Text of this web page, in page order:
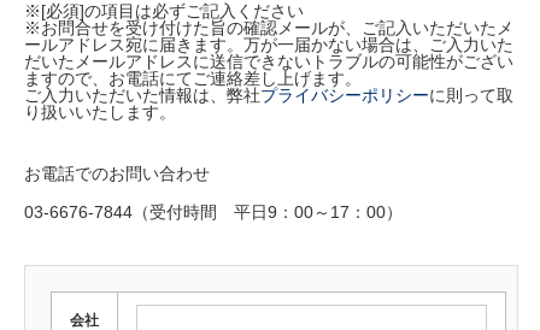
※[必須]の項目は必ずご記入ください
※お問合せを受け付けた旨の確認メールが、ご記入いただいたメ
ールアドレス宛に届きます。万が一届かない場合は、ご入力いた
だいたメールアドレスに送信できないトラブルの可能性がござい
ますので、お電話にてご連絡差し上げます。
ご入力いただいた情報は、弊社プライバシーポリシーに則って取
り扱いいたします。
お電話でのお問い合わせ
03-6676-7844（受付時間 平日9：00～17：00）
会社